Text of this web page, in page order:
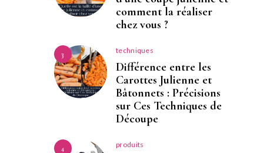
comment la réaliser
chez vous ?
3 techniques
Différence entre les
Carottes Julienne et
Bâtonnets : Précisions
sur Ces Techniques de
Découpe
4 produits